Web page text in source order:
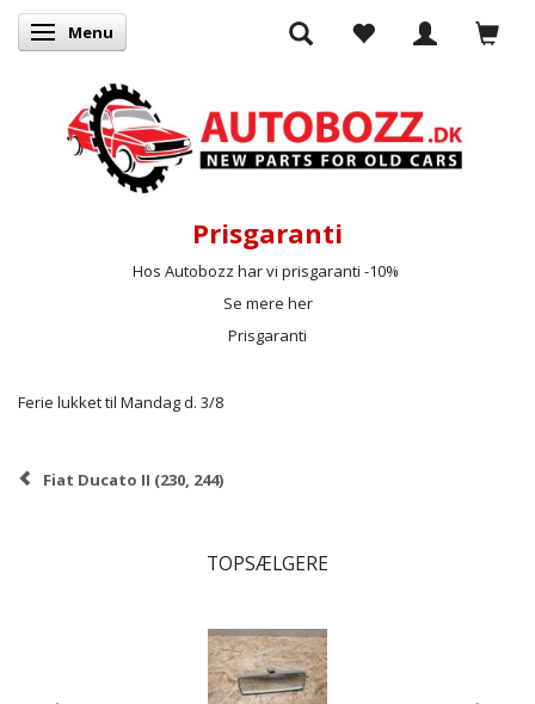
Skifte navigation
Menu
Prisgaranti
Hos Autobozz har vi prisgaranti -10%
Se mere her
Prisgaranti
Ferie lukket til Mandag d. 3/8
Fiat Ducato II (230, 244)
TOPSÆLGERE